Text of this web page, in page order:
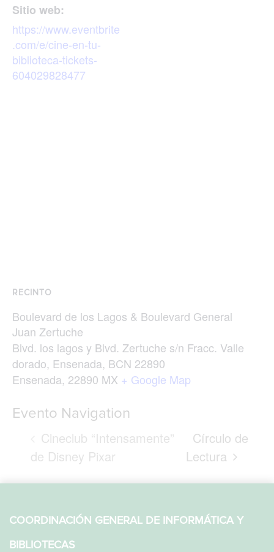
Sitio web:
https://www.eventbrite
.com/e/cine-en-tu-
biblioteca-tickets-
604029828477
RECINTO
Boulevard de los Lagos & Boulevard General
Juan Zertuche
Blvd. los lagos y Blvd. Zertuche s/n Fracc. Valle
dorado, Ensenada, BCN 22890
Ensenada, 22890 MX + Google Map
Evento Navigation
Cineclub “Intensamente”
de Disney Pixar
Círculo de
Lectura
COORDINACIÓN GENERAL DE INFORMÁTICA Y
BIBLIOTECAS